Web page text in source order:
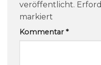
veröffentlicht.
markiert
Kommentar*